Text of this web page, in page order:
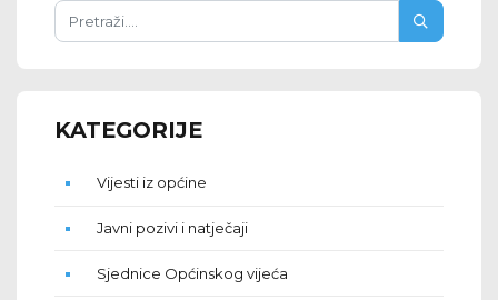
KATEGORIJE
Vijesti iz općine
Javni pozivi i natječaji
Sjednice Općinskog vijeća